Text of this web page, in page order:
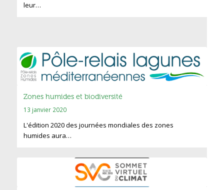
leur…
Zones humides et biodiversité
13 janvier 2020
L'édition 2020 des journées mondiales des zones
humides aura…